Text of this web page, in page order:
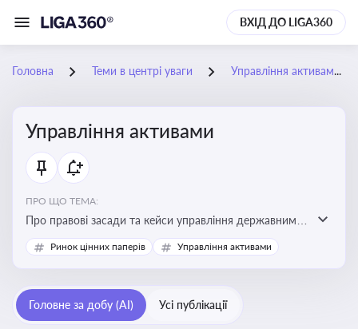
ВХІД ДО LIGA360
Головна Теми в центрі уваги Управління активами
Управління активами
ПРО ЩО ТЕМА:
Про правові засади та кейси управління державними,
комунальними та корпоративними активами, для
юристів і керівників, які відповідають за збереження
Ринок цінних паперів Управління активами
Головне за добу (AI) Усі публікації